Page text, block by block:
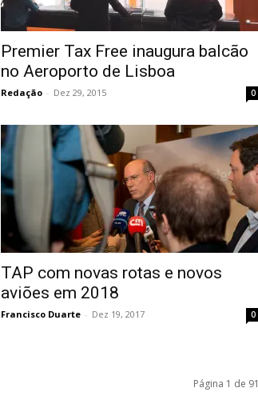
Premier Tax Free inaugura balcão
no Aeroporto de Lisboa
Redação - Dez 29, 2015 0
TAP com novas rotas e novos
aviões em 2018
Francisco Duarte - Dez 19, 2017 0
Página 1 de 91